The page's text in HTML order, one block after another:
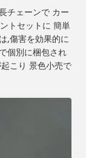
チェーンで カー
トセットに 簡単
,傷害を効果的に
個別に梱包され
こり 景色小売で